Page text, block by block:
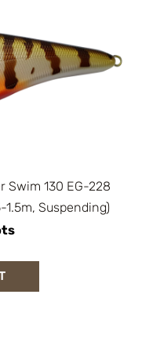
Swim 130 EG-228
1.5m, Suspending)